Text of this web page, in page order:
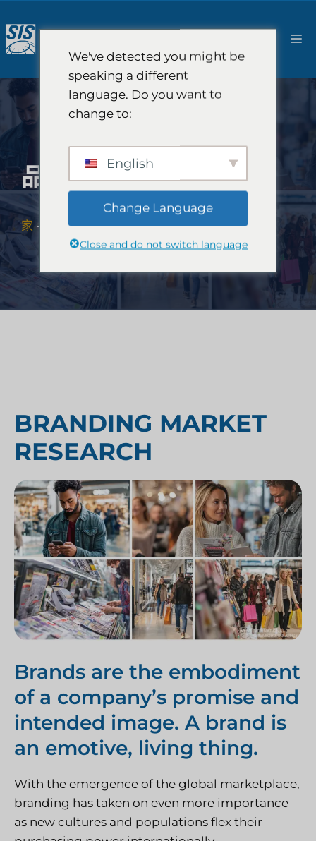
至
內
選
品牌市場研究
家 - 專業知識-產業-品牌市場研究
BRANDING MARKET
RESEARCH
Brands are the embodiment
of a company’s promise and
intended image. A brand is
an emotive, living thing.
With the emergence of the global marketplace,
branding has taken on even more importance
as new cultures and populations flex their
We've detected you might be
speaking a different
language. Do you want to
change to:
English
Change Language
Close and do not switch language